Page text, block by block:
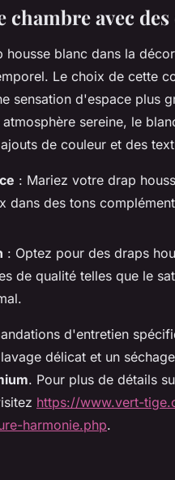
avec
blanc dans la
Le choix de cette
sensation d'espace plus
sereine, le
de couleur et des
: Mariez votre drap
dans des tons
: Optez pour des draps
de qualité telles que le
d'entretien
délicat et un
. Pour plus de détails
https://www.vert-
harmonie.php.